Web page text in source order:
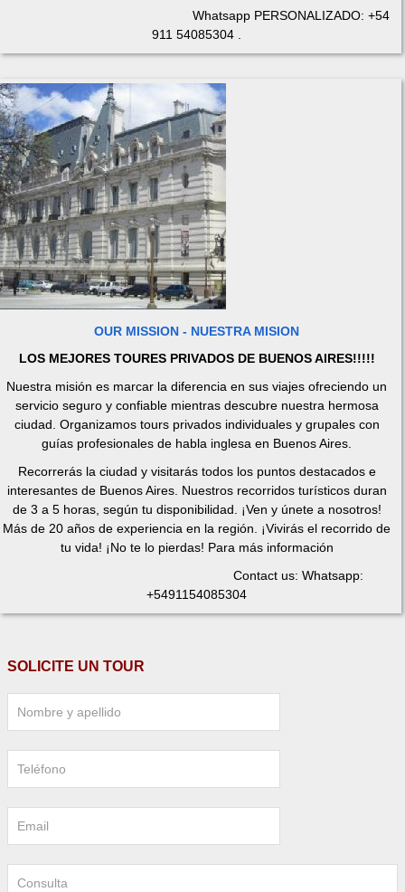
Whatsapp PERSONALIZADO: +54
911 54085304 .
OUR MISSION - NUESTRA MISION
LOS MEJORES TOURES PRIVADOS DE BUENOS AIRES!!!!!
Nuestra misión es marcar la diferencia en sus viajes ofreciendo un
servicio seguro y confiable mientras descubre nuestra hermosa
ciudad. Organizamos tours privados individuales y grupales con
guías profesionales de habla inglesa en Buenos Aires.
Recorrerás la ciudad y visitarás todos los puntos destacados e
interesantes de Buenos Aires. Nuestros recorridos turísticos duran
de 3 a 5 horas, según tu disponibilidad. ¡Ven y únete a nosotros!
Más de 20 años de experiencia en la región. ¡Vivirás el recorrido de
tu vida! ¡No te lo pierdas! Para más información
Contact us: Whatsapp:
+5491154085304
SOLICITE UN TOUR